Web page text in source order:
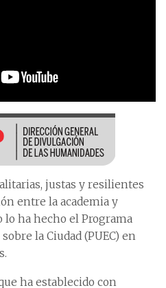
justas y resilientes
entre la academia y
lo ha hecho el Programa
la Ciudad (PUEC) en
ha establecido con